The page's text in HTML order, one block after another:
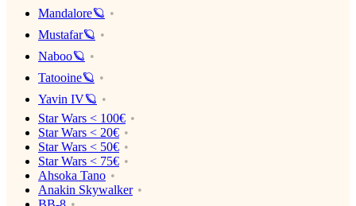
Mandalore🪐
Mustafar🪐
Naboo🪐
Tatooine🪐
Yavin IV🪐
Star Wars < 100€
Star Wars < 20€
Star Wars < 50€
Star Wars < 75€
Ahsoka Tano
Anakin Skywalker